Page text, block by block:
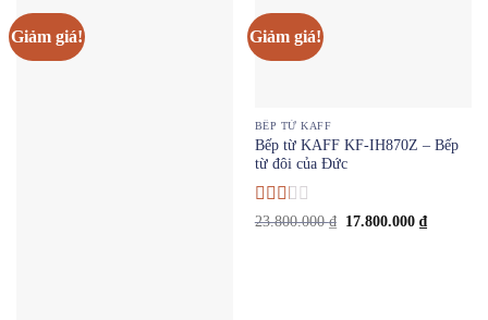
Giảm giá! Giảm giá!
BẾP TỪ KAFF
Bếp từ KAFF KF-IH870Z – Bếp
từ đôi của Đức
Được
23.800.000₫
Giá
17.800.000 ₫Giá